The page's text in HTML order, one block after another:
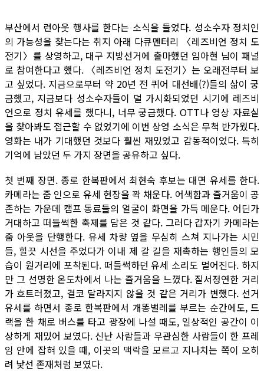
부산에서 런아웃 행사를 한다는 소식을 들었다. 성소수자 정치인
의 가능성을 찾는다는 취지 아래 다큐멘터리 〈레즈비언 정치 도
전기〉를 상영하고, 대구 지방선거에 출마했던 임아현 님이 패널
로 참여한다고 했다. 〈레즈비언 정치 도전기〉는 오래전부터 보
고 싶었다. 지금으로부터 약 20년 전 퀴어 대선배(?)들의 삶이 궁
금했고, 지금보다 성소수자들이 덜 가시화되었던 시기에 레즈비
언으로 정치 유세를 했다니, 너무 궁금했다. OTT나 영상 자료실
을 찾아봐도 접근할 수 없었기에 이번 상영 소식은 무척 반가웠다.
영화는 내가 기대했던 것보다 훨씬 재밌었고 감동적이었다. 특히
기억에 남았던 두 가지 장면을 공유하고 싶다.
첫 번째 장면. 종로 한복판에서 최현숙 후보는 대면 유세를 한다.
카메라는 줌 인으로 유세 현장을 꽉 채운다. 어색함과 즐거움이 공
존하는 가운데 캠프 동료들의 얼굴이 화면을 가득 메운다. 어딘가
거대하고 떠들썩한 축제를 담은 것 같다. 그러다 갑자기 카메라는
줌 아웃을 단행한다. 유세 차량 옆을 무심히 스쳐 지나가는 시민
들, 힐끗 시선을 주었다가 이내 제 갈 길을 재촉하는 행인들의 모
습이 원거리에 포착된다. 떠들썩하던 유세 소리도 멀어진다. 하지
만 그 선명한 온도차에서 나는 즐거움을 느꼈다. 질서정연한 거리
가 흐트러졌고, 결코 달라지지 않을 것 같은 거리가 변했다. 선거
유세를 하면서 종로 한복판에서 개똥벌레를 부르는 순간에도, 드
랙을 한 채로 버스를 타고 광장에 나설 때도, 일상적인 공간이 이
상하게 재밌어 보였다. 신난 사람들과 무관심한 사람들이 한 프레
임 안에 잡혀 있을 때, 이곳의 맥락을 모르고 지나치는 쪽이 오히
려 낯선 존재처럼 보였다.